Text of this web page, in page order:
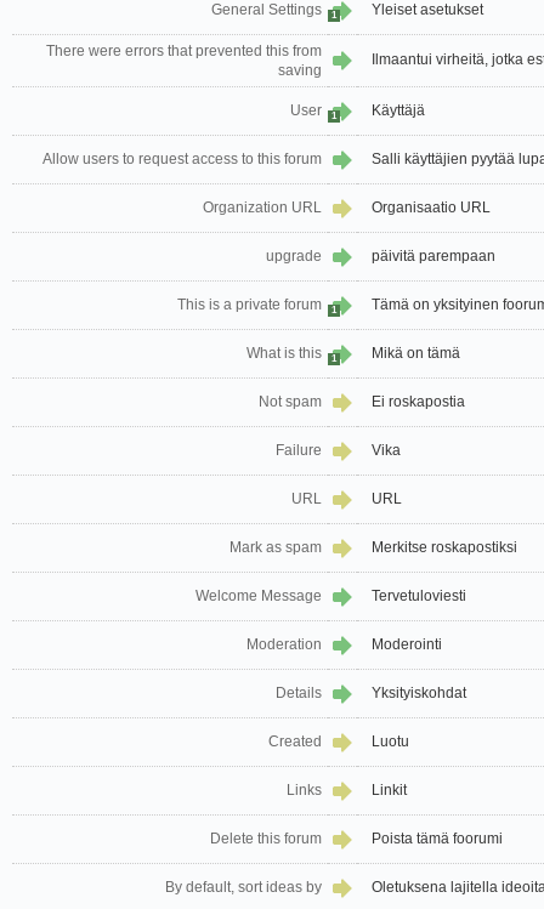
General Settings 1 Yleiset asetukset
There were errors that prevented this from
saving
Ilmaantui virheitä, jotka
User 1 Käyttäjä
Allow users to request access to this forum Salli käyttäjien pyytää
Organization URL Organisaatio URL
upgrade päivitä parempaan
This is a private forum 1 Tämä on yksityinen
What is this 1 Mikä on tämä
Not spam Ei roskapostia
Failure Vika
URL URL
Mark as spam Merkitse roskapostiksi
Welcome Message Tervetuloviesti
Moderation Moderointi
Details Yksityiskohdat
Created Luotu
Links Linkit
Delete this forum Poista tämä foorumi
By default, sort ideas by Oletuksena lajitella